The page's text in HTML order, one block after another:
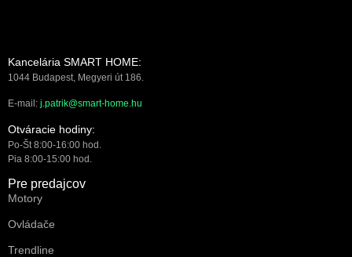
Kancelária SMART HOME:
1044 Budapest, Megyeri út 186.
E-mail: j.patrik@smart-home.hu
Otváracie hodiny:
Po-Št 8:00-16:00 hod.
Pia 8:00-15:00 hod.
Pre predajcov
Motory
Ovládače
Trendline